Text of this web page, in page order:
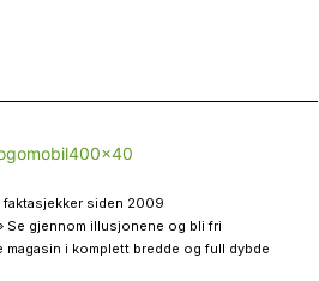
siden 2009
Se gjennom illusjonene og bli fri
magasin i komplett bredde og full dybde